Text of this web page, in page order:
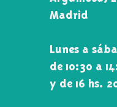
Madrid
Lunes a
de 10:30 a
y de 16 hs.